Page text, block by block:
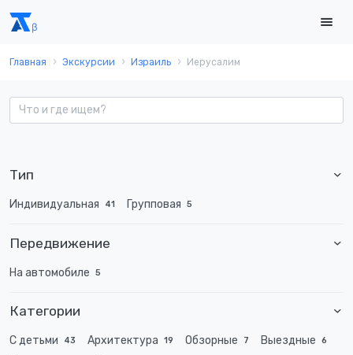
Главная Экскурсии Израиль Иерусалим
Тип
Индивидуальная 41 Групповая 5
Передвижение
На автомобиле 5
Категории
С детьми 43 Архитектура 19 Обзорные 7 Выездные 6